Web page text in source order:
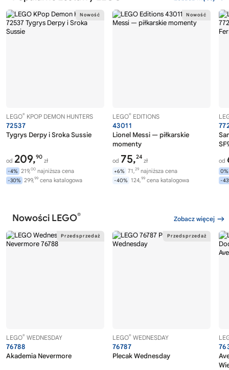
LEGO® KPOP DEMON HUNTERS
72537
Tygrys Derpy i Sroka Sussie
od 209,90
zł
-4% 219,00 najniższa cena
-30% 299,99 cena katalogowa
LEGO® EDITIONS
43011
Lionel Messi — piłkarskie
momenty
od 75,24
zł
+6% 71,29 najniższa cena
-40% 124,99 cena katalogowa
od
0%
-
Nowości LEGO® Zobacz więcej
LEGO® WEDNESDAY
76788
Akademia Nevermore
LEGO® WEDNESDAY
76787
Plecak Wednesday